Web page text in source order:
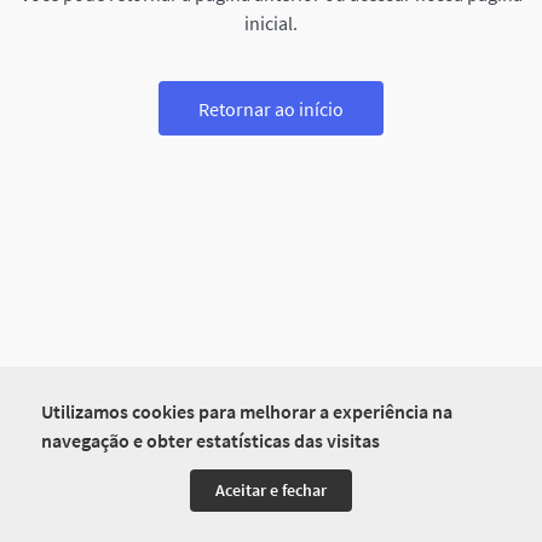
Utilizamos cookies para melhorar a experiência na
navegação e obter estatísticas das visitas
Aceitar e fechar
inicial.
Retornar ao início